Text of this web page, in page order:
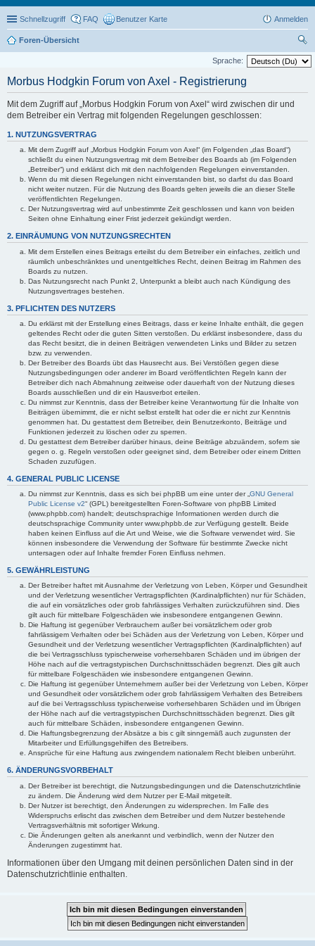
Schnellzugriff FAQ Benutzer Karte Anmelden
Foren-Übersicht
uc
Sprache:
Morbus Hodgkin Forum von Axel - Registrierung
Mit dem Zugriff auf „Morbus Hodgkin Forum von Axel“ wird zwischen dir und
dem Betreiber ein Vertrag mit folgenden Regelungen geschlossen:
1. NUTZUNGSVERTRAG
Mit dem Zugriff auf „Morbus Hodgkin Forum von Axel“ (im Folgenden „das Board“)
schließt du einen Nutzungsvertrag mit dem Betreiber des Boards ab (im Folgenden
„Betreiber“) und erklärst dich mit den nachfolgenden Regelungen einverstanden.
Wenn du mit diesen Regelungen nicht einverstanden bist, so darfst du das Board
nicht weiter nutzen. Für die Nutzung des Boards gelten jeweils die an dieser Stelle
veröffentlichten Regelungen.
Der Nutzungsvertrag wird auf unbestimmte Zeit geschlossen und kann von beiden
Seiten ohne Einhaltung einer Frist jederzeit gekündigt werden.
2. EINRÄUMUNG VON NUTZUNGSRECHTEN
Mit dem Erstellen eines Beitrags erteilst du dem Betreiber ein einfaches, zeitlich und
räumlich unbeschränktes und unentgeltliches Recht, deinen Beitrag im Rahmen des
Boards zu nutzen.
Das Nutzungsrecht nach Punkt 2, Unterpunkt a bleibt auch nach Kündigung des
Nutzungsvertrages bestehen.
3. PFLICHTEN DES NUTZERS
Du erklärst mit der Erstellung eines Beitrags, dass er keine Inhalte enthält, die gegen
geltendes Recht oder die guten Sitten verstoßen. Du erklärst insbesondere, dass du
das Recht besitzt, die in deinen Beiträgen verwendeten Links und Bilder zu setzen
bzw. zu verwenden.
Der Betreiber des Boards übt das Hausrecht aus. Bei Verstößen gegen diese
Nutzungsbedingungen oder anderer im Board veröffentlichten Regeln kann der
Betreiber dich nach Abmahnung zeitweise oder dauerhaft von der Nutzung dieses
Boards ausschließen und dir ein Hausverbot erteilen.
Du nimmst zur Kenntnis, dass der Betreiber keine Verantwortung für die Inhalte von
Beiträgen übernimmt, die er nicht selbst erstellt hat oder die er nicht zur Kenntnis
genommen hat. Du gestattest dem Betreiber, dein Benutzerkonto, Beiträge und
Funktionen jederzeit zu löschen oder zu sperren.
Du gestattest dem Betreiber darüber hinaus, deine Beiträge abzuändern, sofern sie
gegen o. g. Regeln verstoßen oder geeignet sind, dem Betreiber oder einem Dritten
Schaden zuzufügen.
4. GENERAL PUBLIC LICENSE
Du nimmst zur Kenntnis, dass es sich bei phpBB um eine unter der „ GNU General
Public License v2“ (GPL) bereitgestellten Foren-Software von phpBB Limited
(www.phpbb.com) handelt; deutschsprachige Informationen werden durch die
deutschsprachige Community unter www.phpbb.de zur Verfügung gestellt. Beide
haben keinen Einfluss auf die Art und Weise, wie die Software verwendet wird. Sie
können insbesondere die Verwendung der Software für bestimmte Zwecke nicht
untersagen oder auf Inhalte fremder Foren Einfluss nehmen.
5. GEWÄHRLEISTUNG
Der Betreiber haftet mit Ausnahme der Verletzung von Leben, Körper und Gesundheit
und der Verletzung wesentlicher Vertragspflichten (Kardinalpflichten) nur für Schäden,
die auf ein vorsätzliches oder grob fahrlässiges Verhalten zurückzuführen sind. Dies
gilt auch für mittelbare Folgeschäden wie insbesondere entgangenen Gewinn.
Die Haftung ist gegenüber Verbrauchern außer bei vorsätzlichem oder grob
fahrlässigem Verhalten oder bei Schäden aus der Verletzung von Leben, Körper und
Gesundheit und der Verletzung wesentlicher Vertragspflichten (Kardinalpflichten) auf
die bei Vertragsschluss typischerweise vorhersehbaren Schäden und im übrigen der
Höhe nach auf die vertragstypischen Durchschnittsschäden begrenzt. Dies gilt auch
für mittelbare Folgeschäden wie insbesondere entgangenen Gewinn.
Die Haftung ist gegenüber Unternehmern außer bei der Verletzung von Leben, Körper
und Gesundheit oder vorsätzlichem oder grob fahrlässigem Verhalten des Betreibers
auf die bei Vertragsschluss typischerweise vorhersehbaren Schäden und im Übrigen
der Höhe nach auf die vertragstypischen Durchschnittsschäden begrenzt. Dies gilt
auch für mittelbare Schäden, insbesondere entgangenen Gewinn.
Die Haftungsbegrenzung der Absätze a bis c gilt sinngemäß auch zugunsten der
Mitarbeiter und Erfüllungsgehilfen des Betreibers.
Ansprüche für eine Haftung aus zwingendem nationalem Recht bleiben unberührt.
6. ÄNDERUNGSVORBEHALT
Der Betreiber ist berechtigt, die Nutzungsbedingungen und die Datenschutzrichtlinie
zu ändern. Die Änderung wird dem Nutzer per E-Mail mitgeteilt.
Der Nutzer ist berechtigt, den Änderungen zu widersprechen. Im Falle des
Widerspruchs erlischt das zwischen dem Betreiber und dem Nutzer bestehende
Vertragsverhältnis mit sofortiger Wirkung.
Die Änderungen gelten als anerkannt und verbindlich, wenn der Nutzer den
Änderungen zugestimmt hat.
Informationen über den Umgang mit deinen persönlichen Daten sind in der
Datenschutzrichtlinie enthalten.